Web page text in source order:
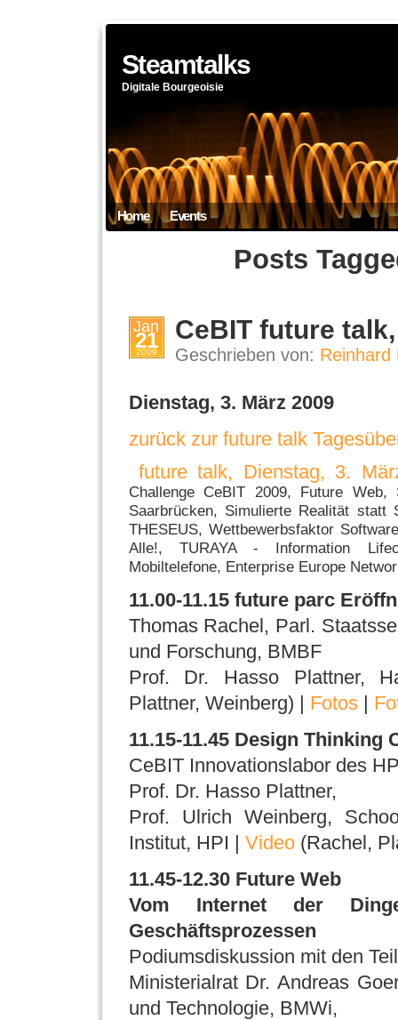
Steamtalks
Digitale Bourgeoisie
Home Events
Posts
Jan
21
2009
CeBIT future
Geschrieben von: Reinhard
Dienstag, 3. März 2009
zurück zur future talk
future talk, Dienstag, 3.
Challenge CeBIT 2009, Future Web,
Saarbrücken, Simulierte Realität
THESEUS, Wettbewerbsfaktor
Alle!, TURAYA - Information
Mobiltelefone, Enterprise Europe
11.00-11.15 future parc
Thomas Rachel, Parl.
und Forschung, BMBF
Prof. Dr. Hasso Plattner,
Plattner, Weinberg) | Fotos|
11.15-11.45 Design Thinking
CeBIT Innovationslabor des
Prof. Dr. Hasso Plattner,
Prof. Ulrich Weinberg,
Institut, HPI | Video(Rachel,
11.45-12.30 Future Web
Vom Internet der
Geschäftsprozessen
Podiumsdiskussion mit den
Ministerialrat Dr. Andreas
und Technologie, BMWi,